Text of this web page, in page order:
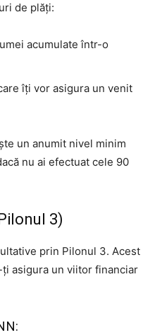
de plăți:
acumulate într-o
îți vor asigura un venit
un anumit nivel minim
nu ai efectuat cele 90
3)
prin Pilonul 3. Acest
asigura un viitor financiar